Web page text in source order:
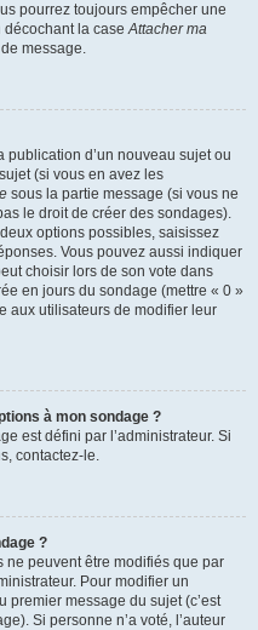
pourrez toujours empêcher une
décochant la caseAttacher ma
message.
publication d’un nouveau sujet ou
(si vous en avez les
sous la partie message (si vous ne
le droit de créer des sondages).
options possibles, saisissez
Vous pouvez aussi indiquer
choisir lors de son vote dans
en jours du sondage (mettre « 0 »
aux utilisateurs de modifier leur
à mon sondage ?
est défini par l’administrateur. Si
contactez-le.
?
peuvent être modifiés que par
Pour modifier un
premier message du sujet (c’est
Si personne n’a voté, l’auteur